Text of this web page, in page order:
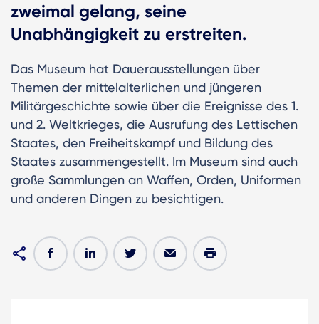
zweimal gelang, seine
Unabhängigkeit zu erstreiten.
Das Museum hat Dauerausstellungen über
Themen der mittelalterlichen und jüngeren
Militärgeschichte sowie über die Ereignisse des 1.
und 2. Weltkrieges, die Ausrufung des Lettischen
Staates, den Freiheitskampf und Bildung des
Staates zusammengestellt. Im Museum sind auch
große Sammlungen an Waffen, Orden, Uniformen
und anderen Dingen zu besichtigen.